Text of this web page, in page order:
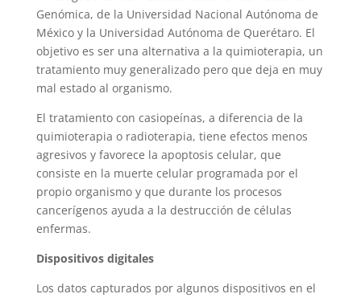
Genómica, de la Universidad Nacional Autónoma de
México y la Universidad Autónoma de Querétaro. El
objetivo es ser una alternativa a la quimioterapia, un
tratamiento muy generalizado pero que deja en muy
mal estado al organismo.
El tratamiento con casiopeínas, a diferencia de la
quimioterapia o radioterapia, tiene efectos menos
agresivos y favorece la apoptosis celular, que
consiste en la muerte celular programada por el
propio organismo y que durante los procesos
cancerígenos ayuda a la destrucción de células
enfermas.
Dispositivos digitales
Los datos capturados por algunos dispositivos en el